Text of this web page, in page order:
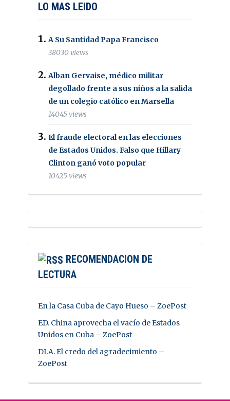
LO MAS LEIDO
A Su Santidad Papa Francisco
38030 views
Alban Gervaise, médico militar
degollado frente a sus niños a la salida
de un colegio católico en Marsella
14045 views
El fraude electoral en las elecciones
de Estados Unidos. Falso que Hillary
Clinton ganó voto popular
10425 views
RECOMENDACION DE
LECTURA
En la Casa Cuba de Cayo Hueso – ZoePost
ED. China aprovecha el vacío de Estados
Unidos en Cuba – ZoePost
DLA. El credo del agradecimiento –
ZoePost